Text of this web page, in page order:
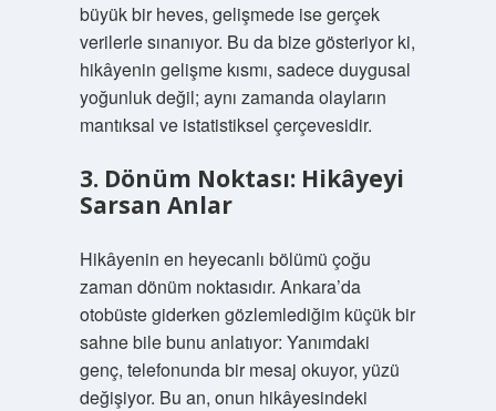
büyük bir heves, gelişmede ise gerçek
verilerle sınanıyor. Bu da bize gösteriyor ki,
hikâyenin gelişme kısmı, sadece duygusal
yoğunluk değil; aynı zamanda olayların
mantıksal ve istatistiksel çerçevesidir.
3. Dönüm Noktası: Hikâyeyi
Sarsan Anlar
Hikâyenin en heyecanlı bölümü çoğu
zaman dönüm noktasıdır. Ankara’da
otobüste giderken gözlemlediğim küçük bir
sahne bile bunu anlatıyor: Yanımdaki
genç, telefonunda bir mesaj okuyor, yüzü
değişiyor. Bu an, onun hikâyesindeki